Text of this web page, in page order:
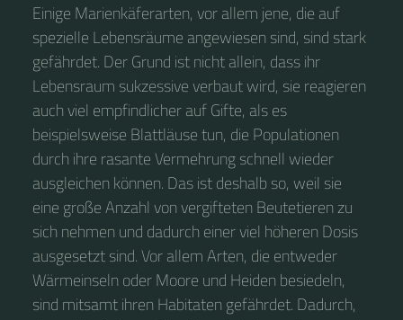
Einige Marienkäferarten, vor allem jene, die auf
spezielle Lebensräume angewiesen sind, sind stark
gefährdet. Der Grund ist nicht allein, dass ihr
Lebensraum sukzessive verbaut wird, sie reagieren
auch viel empfindlicher auf Gifte, als es
beispielsweise Blattläuse tun, die Populationen
durch ihre rasante Vermehrung schnell wieder
ausgleichen können. Das ist deshalb so, weil sie
eine große Anzahl von vergifteten Beutetieren zu
sich nehmen und dadurch einer viel höheren Dosis
ausgesetzt sind. Vor allem Arten, die entweder
Wärmeinseln oder Moore und Heiden besiedeln,
sind mitsamt ihren Habitaten gefährdet. Dadurch,